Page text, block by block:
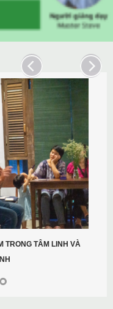
TRONG TÂM LINH VÀ